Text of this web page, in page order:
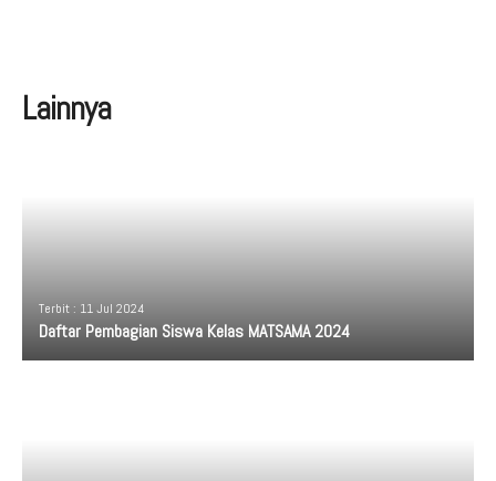
Lainnya
Terbit : 11 Jul 2024
Daftar Pembagian Siswa Kelas MATSAMA 2024